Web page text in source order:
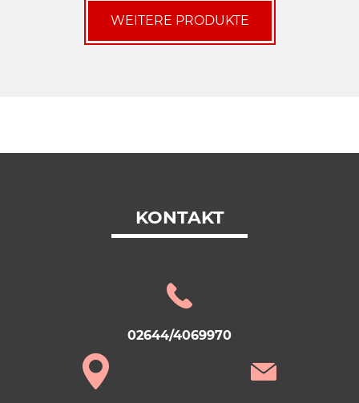
WEITERE PRODUKTE
KONTAKT
02644/4069970